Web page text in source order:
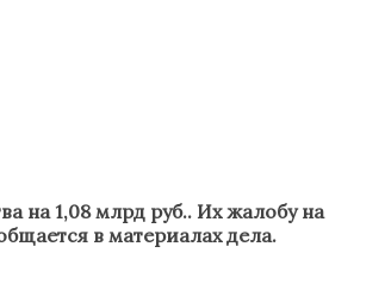
на 1,08 млрд руб.. Их жалобу на
в материалах дела.